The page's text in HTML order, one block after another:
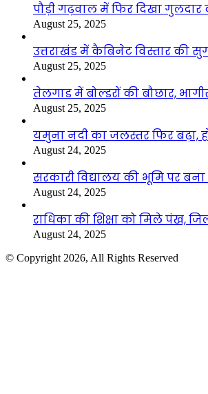
पौड़ी गढ़वाल में फिर दिखा
August 25, 2025
उत्तराखंड में कैबिनेट विस्तार की
August 25, 2025
तेलगाड में बोल्डरों की बौछार,
August 25, 2025
यमुना नदी का जलस्तर फिर बढ़ा,
August 24, 2025
सरकारी विद्यालय की भूमि पर
August 24, 2025
राधिका की शिक्षा को मिले पंख,
August 24, 2025
© Copyright 2026, All Rights Reserved